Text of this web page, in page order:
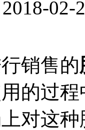
02-
销售的
的过
对这种